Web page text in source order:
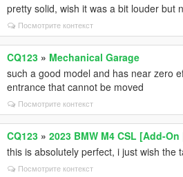
pretty solid, wish it was a bit louder but
Посмотрите контекст
CQ123 » Mechanical Garage
such a good model and has near zero
entrance that cannot be moved
Посмотрите контекст
CQ123 »2023 BMW M4 CSL [Add-
this is absolutely perfect, i just wish
Посмотрите контекст